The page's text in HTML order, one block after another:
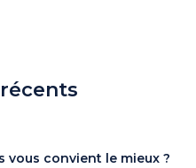
vous convient le mieux ?